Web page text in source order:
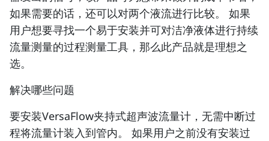
如果需要的话，还可以对两个液流进行比较。 如果
用户想要寻找一个易于安装并可对洁净液体进行持续
流量测量的过程测量工具，那么此产品就是理想之
选。
解决哪些问题
要安装VersaFlow夹持式超声波流量计，无需中断过
程将流量计装入到管内。 如果用户之前没有安装过